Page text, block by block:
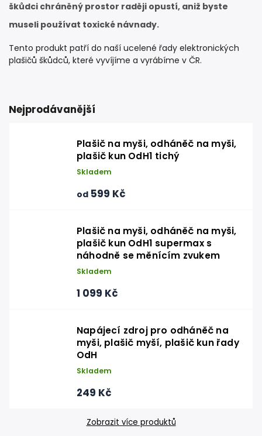
škůdci chráněný prostor raději opustí, aniž byste
museli používat toxické návnady.
Tento produkt patří do naší ucelené řady elektronických
plašičů škůdců, které vyvíjíme a vyrábíme v ČR.
Nejprodávanější
Plašič na myši, odháněč na myši,
plašič kun OdH1 tichý
Skladem
od 599 Kč
Plašič na myši, odháněč na myši,
plašič kun OdH1 supermax s
náhodně se měnícím zvukem
Skladem
1 099 Kč
Napájecí zdroj pro odháněč na
myši, plašič myší, plašič kun řady
OdH
Skladem
249 Kč
Zobrazit více produktů